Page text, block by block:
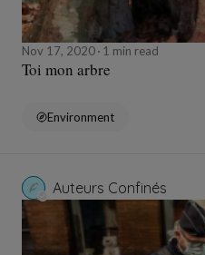
Nov 17, 2020 1 min read
Toi mon arbre
Environment
Auteurs Confinés